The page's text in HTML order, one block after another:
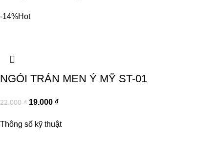
-14%Hot
NGÓI TRÁN MEN Ý MỸ ST-01
22.000₫ 19.000 ₫
Thông số kỹ thuật